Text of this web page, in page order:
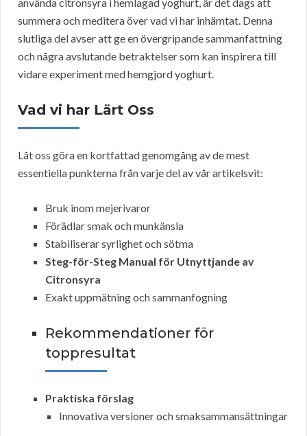
summera och meditera över vad vi har inhämtat. Denna
slutliga del avser att ge en övergripande sammanfattning
och några avslutande betraktelser som kan inspirera till
vidare experiment med hemgjord yoghurt.
Vad vi har Lärt Oss
Låt oss göra en kortfattad genomgång av de mest
essentiella punkterna från varje del av vår artikelsvit:
Bruk inom mejerivaror
Förädlar smak och munkänsla
Stabiliserar syrlighet och sötma
Steg-för-Steg Manual för Utnyttjande av
Citronsyra
Exakt uppmätning och sammanfogning
Rekommendationer för
toppresultat
Praktiska förslag
Innovativa versioner och smaksammansättningar